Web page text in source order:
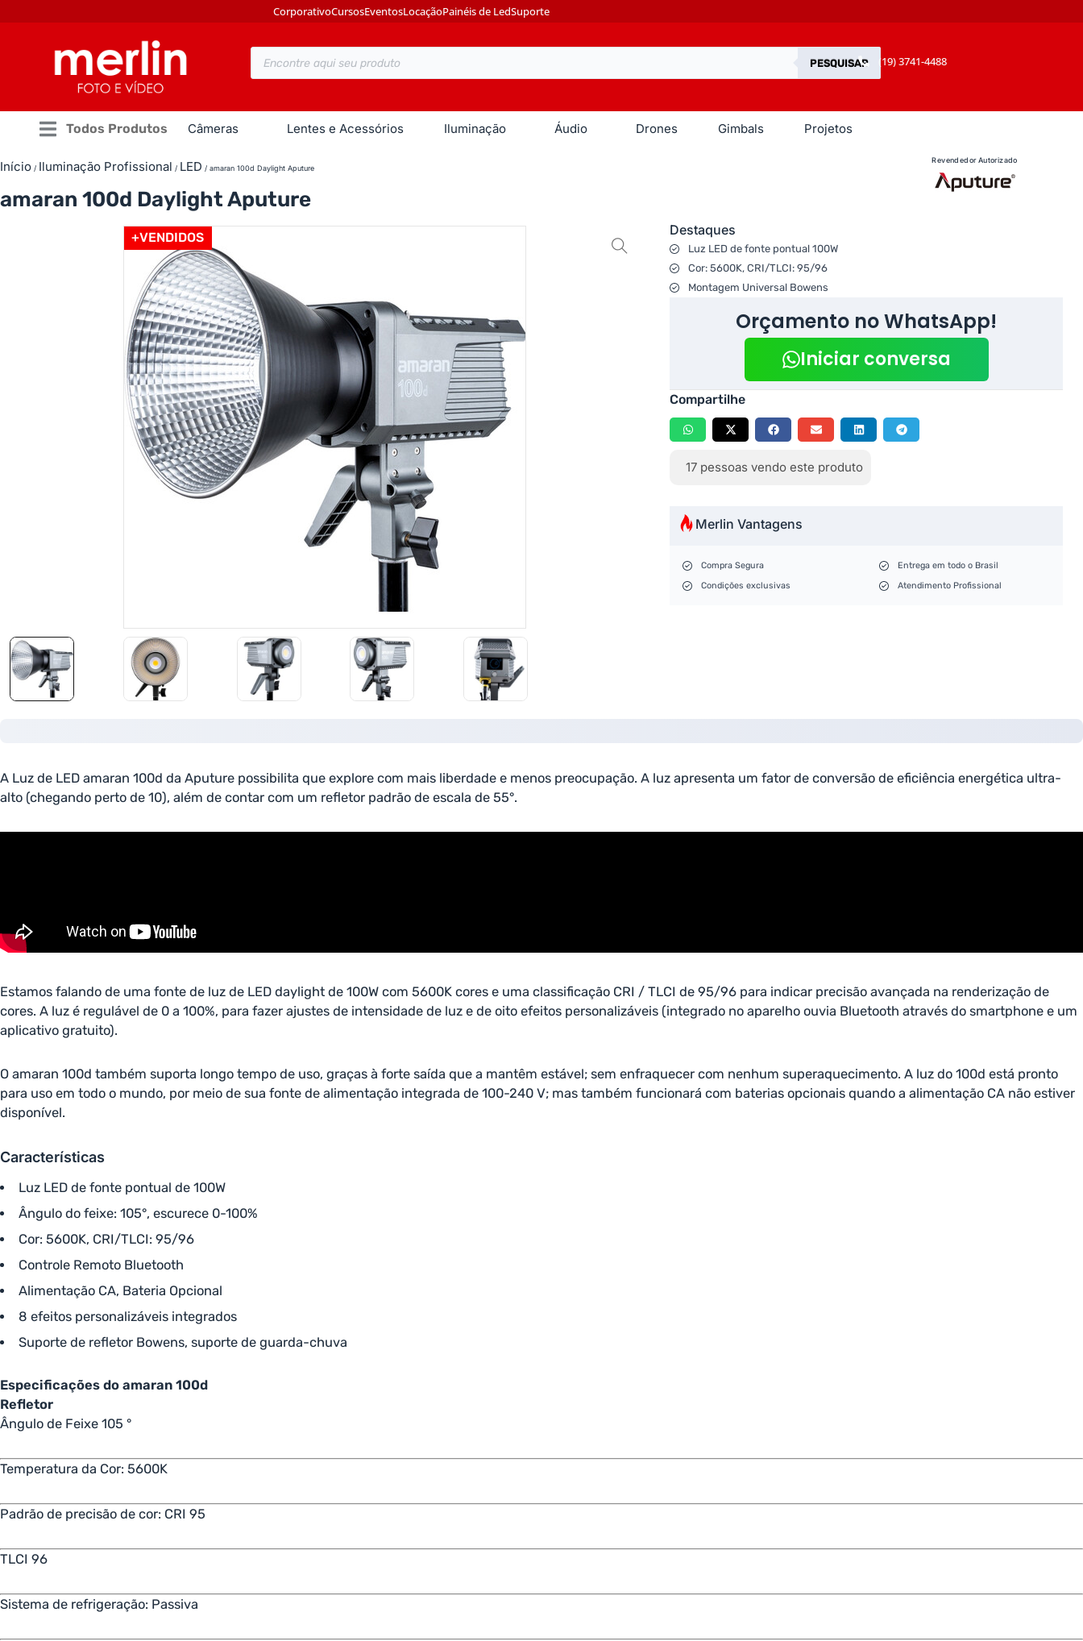
CorporativoCursosEventosLocaçãoPainéis de LedSuporte
PESQUISAR (19) 3741-4488
Todos Produtos Câmeras Lentes e Acessórios Iluminação Áudio Drones Gimbals Projetos
Início / Iluminação Profissional / LED / amaran 100d Daylight Aputure
amaran 100d Daylight Aputure
Revendedor Autorizado
+VENDIDOS Destaques
Luz LED de fonte pontual 100W
Cor: 5600K, CRI/TLCI: 95/96
Montagem Universal Bowens
Orçamento no WhatsApp!
Iniciar conversa
Compartilhe
17 pessoas vendo este produto
Merlin Vantagens
Compra Segura
Condições exclusivas
Entrega em todo o Brasil
Atendimento Profissional
A Luz de LED amaran 100d da Aputure possibilita que explore com mais liberdade e menos preocupação. A luz apresenta um fator de conversão de eficiência energética ultra-
alto (chegando perto de 10), além de contar com um refletor padrão de escala de 55°.
Estamos falando de uma fonte de luz de LED daylight de 100W com 5600K cores e uma classificação CRI / TLCI de 95/96 para indicar precisão avançada na renderização de
cores. A luz é regulável de 0 a 100%, para fazer ajustes de intensidade de luz e de oito efeitos personalizáveis (​​integrado no aparelho ouvia Bluetooth através do smartphone e um
aplicativo gratuito).
O amaran 100d também suporta longo tempo de uso, graças à forte saída que a mantêm estável; sem enfraquecer com nenhum superaquecimento. A luz do 100d está pronto
para uso em todo o mundo, por meio de sua fonte de alimentação integrada de 100-240 V; mas também funcionará com baterias opcionais quando a alimentação CA não estiver
disponível.
Características
Luz LED de fonte pontual de 100W
Ângulo do feixe: 105°, escurece 0-100%
Cor: 5600K, CRI/TLCI: 95/96
Controle Remoto Bluetooth
Alimentação CA, Bateria Opcional
8 efeitos personalizáveis ​​integrados
Suporte de refletor Bowens, suporte de guarda-chuva
Especificações do amaran 100d
Refletor
Ângulo de Feixe 105 °
Temperatura da Cor: 5600K
Padrão de precisão de cor: CRI 95
TLCI 96
Sistema de refrigeração: Passiva